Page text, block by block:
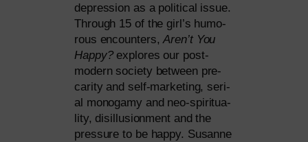
depres­si­on as a poli­ti­cal issue.
Through 15 of the girl’s humo­
rous encoun­ters,Aren’t You
Happy?explo­res our post-
modern socie­ty bet­ween pre­
ca­ri­ty and self-mar­ke­ting, seri­
al mono­ga­my and neo-spi­ri­tua­
li­ty, dis­il­lu­sionment and the
pres­su­re to be hap­py. Susanne